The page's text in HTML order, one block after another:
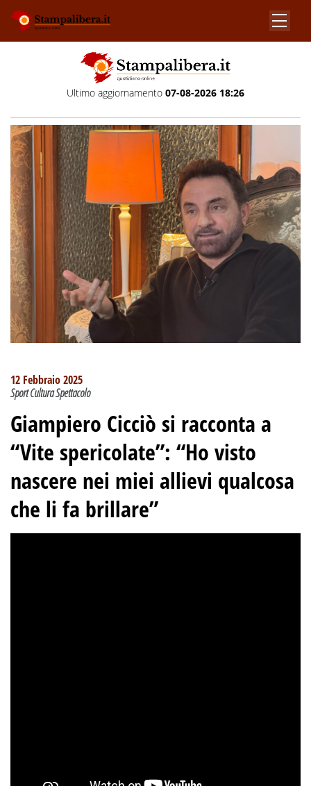
Ultimo aggiornamento 07-08-2026 18:26
12 Febbraio 2025
Sport Cultura Spettacolo
Giampiero Cicciò si racconta a
“Vite spericolate”: “Ho visto
nascere nei miei allievi qualcosa
che li fa brillare”